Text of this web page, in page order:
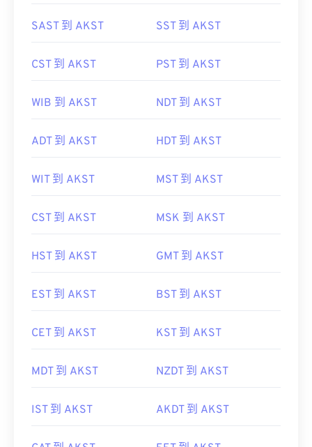
SAST 到 AKST SST 到 AKST
CST 到 AKST PST 到 AKST
WIB 到 AKST NDT 到 AKST
ADT 到 AKST HDT 到 AKST
WIT 到 AKST MST 到 AKST
CST 到 AKST MSK 到 AKST
HST 到 AKST GMT 到 AKST
EST 到 AKST BST 到 AKST
CET 到 AKST KST 到 AKST
MDT 到 AKST NZDT 到 AKST
IST 到 AKST AKDT 到 AKST